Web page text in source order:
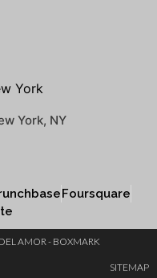
York
York, NY
Foursquare
AMOR - BOXMARK
SITEMAP